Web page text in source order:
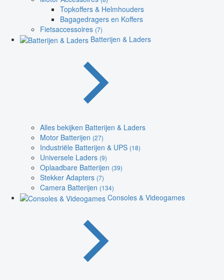
Topkoffers & Helmhouders
Bagagedragers en Koffers
Fietsaccessoires (7)
Batterijen & Laders
Alles bekijken Batterijen & Laders
Motor Batterijen (27)
Industriële Batterijen & UPS (18)
Universele Laders (9)
Oplaadbare Batterijen (39)
Stekker Adapters (7)
Camera Batterijen (134)
Consoles & Videogames